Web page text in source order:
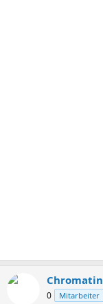
Chromatin
0 Mitarbeiter